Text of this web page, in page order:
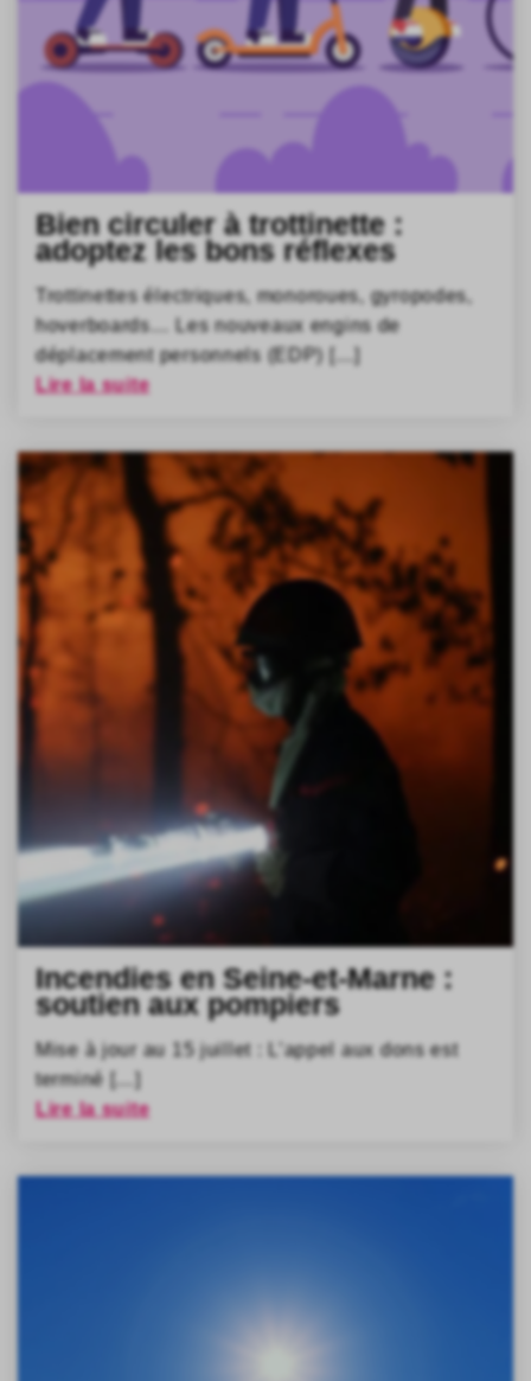
Bien circuler à trottinette :
adoptez les bons réflexes
Trottinettes électriques, monoroues, gyropodes,
hoverboards… Les nouveaux engins de
déplacement personnels (EDP) […]
Lire la suite
Incendies en Seine-et-Marne :
soutien aux pompiers
Mise à jour au 15 juillet : L’appel aux dons est
terminé […]
Lire la suite